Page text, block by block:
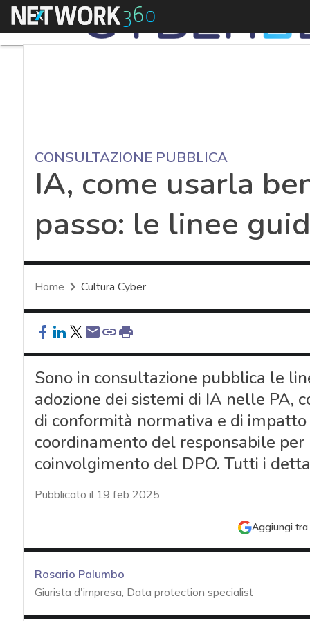
Menu
CONSULTAZIONE PUBBLICA
IA, come usarla
passo: le linee
Home Cultura Cyber
Sono in consultazione pubblica le
adozione dei sistemi di IA nelle PA,
di conformità normativa e di
coordinamento del responsabile
coinvolgimento del DPO. Tutti i
Pubblicato il 19 feb 2025
Aggiungi tra
Rosario Palumbo
Giurista d'impresa, Data protection specialist